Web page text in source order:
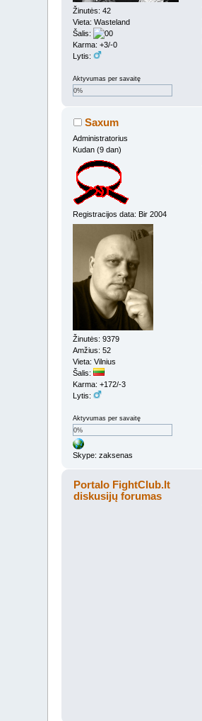
Žinutės: 42
Vieta: Wasteland
Šalis:
Karma: +3/-0
Lytis:
Aktyvumas per savaitę
0%
Saxum
Administratorius
Kudan (9 dan)
Registracijos data: Bir 2004
Žinutės: 9379
Amžius: 52
Vieta: Vilnius
Šalis:
Karma: +172/-3
Lytis:
Aktyvumas per savaitę
0%
Skype: zaksenas
Portalo FightClub.lt
diskusijų forumas